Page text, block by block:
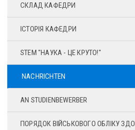
СКЛАД КАФЕДРИ
ІСТОРІЯ КАФЕДРИ
STEM "НАУКА - ЦЕ КРУТО!"
NACHRICHTEN
AN STUDIENBEWERBER
ПОРЯДОК ВІЙСЬКОВОГО ОБЛІКУ